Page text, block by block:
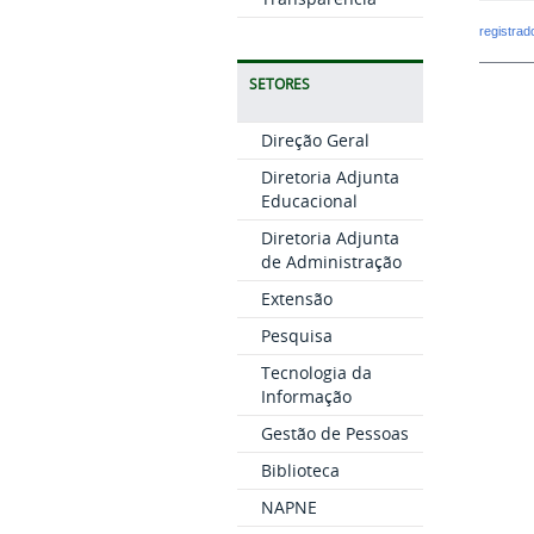
SETORES
Direção Geral
Diretoria Adjunta
Educacional
Diretoria Adjunta
de Administração
Extensão
Pesquisa
Tecnologia da
Informação
Gestão de Pessoas
Biblioteca
NAPNE